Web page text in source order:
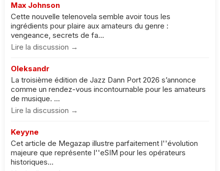
Max Johnson
Cette nouvelle telenovela semble avoir tous les
ingrédients pour plaire aux amateurs du genre :
vengeance, secrets de fa...
Lire la discussion →
Oleksandr
La troisième édition de Jazz Dann Port 2026 s’annonce
comme un rendez-vous incontournable pour les amateurs
de musique. ...
Lire la discussion →
Keyyne
Cet article de Megazap illustre parfaitement l''évolution
majeure que représente l''eSIM pour les opérateurs
historiques...